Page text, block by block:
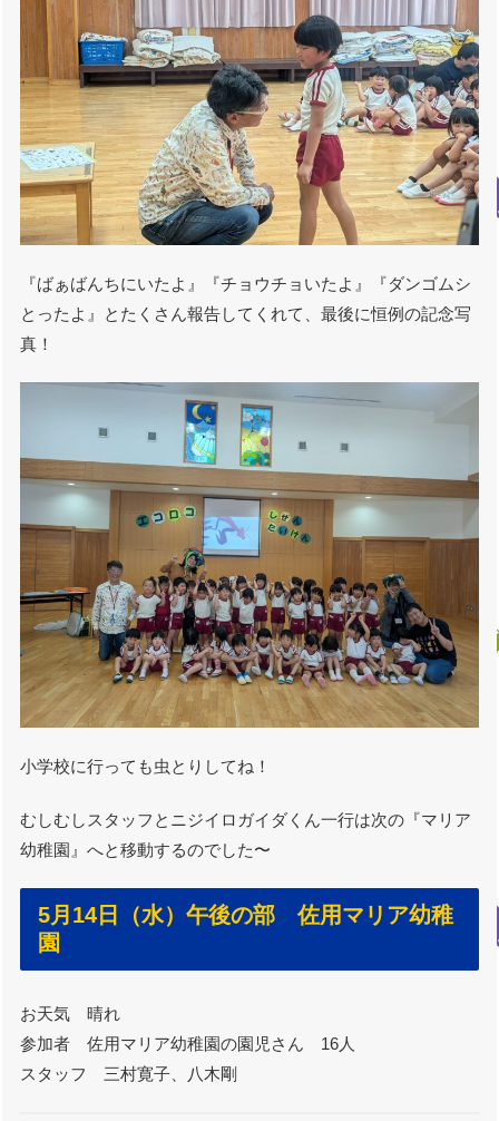
『ばぁばんちにいたよ』『チョウチョいたよ』『ダンゴムシ
とったよ』とたくさん報告してくれて、最後に恒例の記念写
真！
小学校に行っても虫とりしてね！
むしむしスタッフとニジイロガイダくん一行は次の『マリア
幼稚園』へと移動するのでした〜
5月14日（水）午後の部 佐用マリア幼稚
園
お天気 晴れ
参加者 佐用マリア幼稚園の園児さん 16人
スタッフ 三村寛子、八木剛